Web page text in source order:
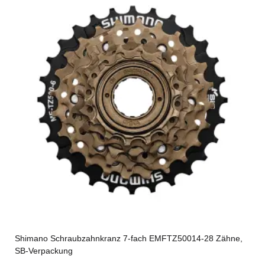
Shimano Schraubzahnkranz 7-fach EMFTZ50014-28 Zähne,
SB-Verpackung